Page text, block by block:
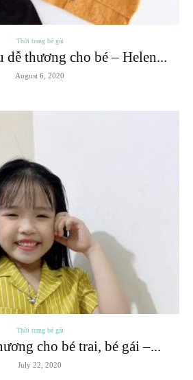
Thời trang bé gái
dễ thương cho bé – Helen...
August 6, 2020
Thời trang bé gái
cho bé trai, bé gái –...
July 22, 2020